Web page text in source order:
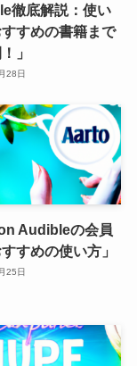
徹底解説：使い
すめの書籍まで
」
28日
Audibleの会員
すめの使い方」
25日